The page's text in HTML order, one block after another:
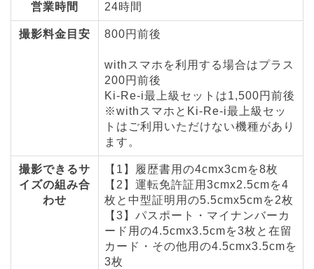
営業時間 24時間
撮影料金目安 800円前後
withスマホを利用する場合はプラス
200円前後
Ki-Re-i最上級セットは1,500円前後
※withスマホとKi-Re-i最上級セッ
トはご利用いただけない機種があり
ます。
撮影できるサ
イズの組み合
わせ
【1】履歴書用の4cmx3cmを8枚
【2】運転免許証用3cmx2.5cmを4
枚と中型証明用の5.5cmx5cmを2枚
【3】パスポート・マイナンバーカ
ード用の4.5cmx3.5cmを3枚と在留
カード・その他用の4.5cmx3.5cmを
3枚